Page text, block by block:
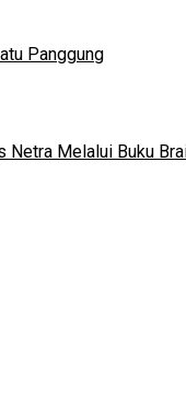
Panggung
Netra Melalui Buku